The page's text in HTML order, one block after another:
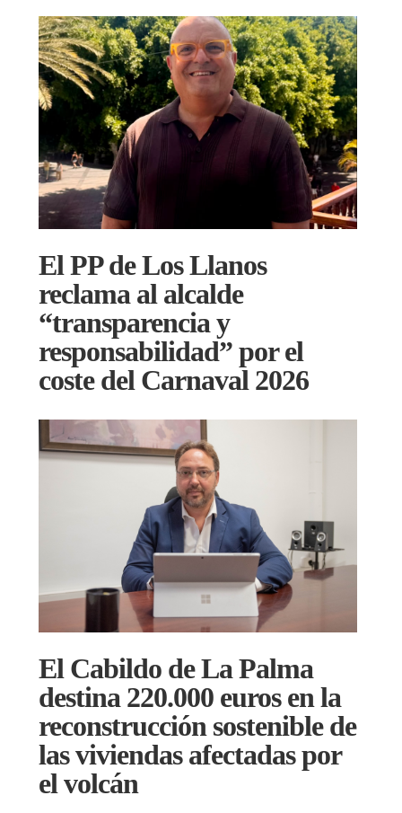
El PP de Los Llanos
reclama al alcalde
“transparencia y
responsabilidad” por el
coste del Carnaval 2026
El Cabildo de La Palma
destina 220.000 euros en la
reconstrucción sostenible de
las viviendas afectadas por
el volcán